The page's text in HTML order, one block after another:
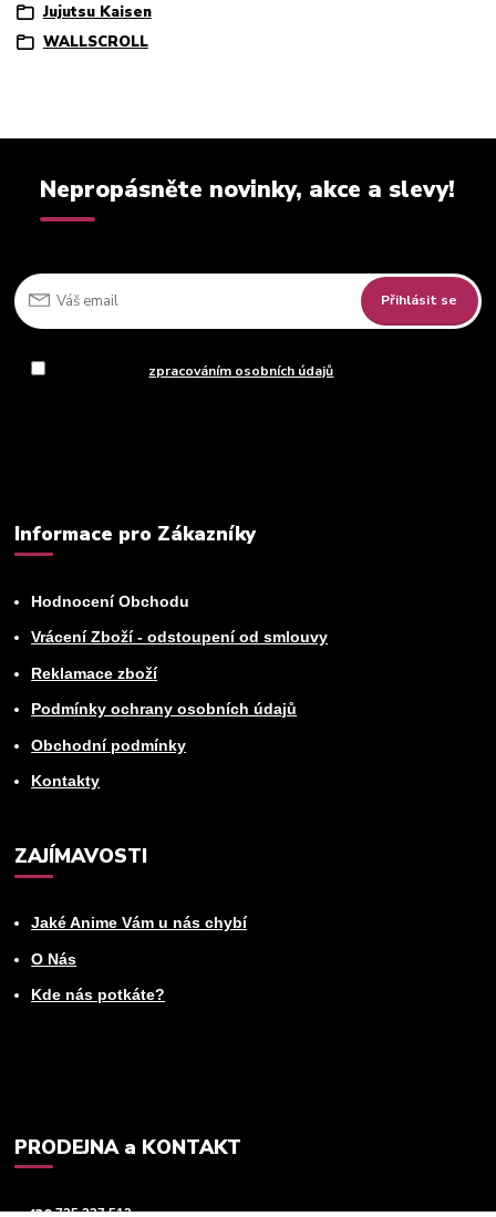
Jujutsu Kaisen
WALLSCROLL
Nepropásněte novinky, akce a slevy!
Přihlásit se
zpracováním osobních údajů
Informace pro Zákazníky
Hodnocení Obchodu
Vrácení Zboží - odstoupení od smlouvy
Reklamace zboží
Podmínky ochrany osobních údajů
Obchodní podmínky
Kontakty
ZAJÍMAVOSTI
Jaké Anime Vám u nás chybí
O Nás
Kde nás potkáte?
PRODEJNA a KONTAKT
725 237 512